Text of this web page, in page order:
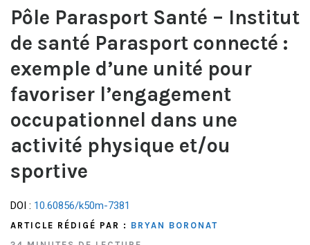
Pôle Parasport Santé – Institut
de santé Parasport connecté :
exemple d’une unité pour
favoriser l’engagement
occupationnel dans une
activité physique et/ou
sportive
DOI : 10.60856/k50m-7381
ARTICLE RÉDIGÉ PAR : BRYAN BORONAT